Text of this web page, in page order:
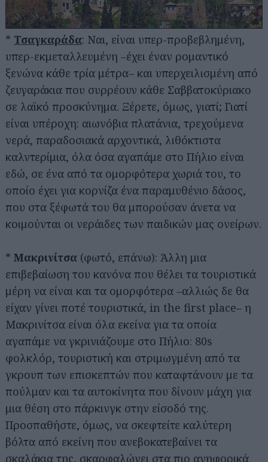
* Τσαγκαράδα: Ναι, είναι υπερ-προβεβλημένη,
υπερ-εκμεταλλευμένη –έχει έναν ρομαντικό
ξενώνα κάθε τρία μέτρα– και υπερχειλισμένη από
ζευγαράκια που συρρέουν κάθε Σαββατοκύριακο
σε λαϊκό προσκύνημα. Ξέρετε, όμως, γιατί; Γιατί
είναι υπέροχη: αιωνόβια πλατάνια, τρεχούμενα
νερά, παραδοσιακά αρχοντικά, λιθόκτιστα
καλντερίμια, όλα όσα αγαπάμε στο Πήλιο είναι
εδώ, σε ένα από τα ομορφότερα χωριά του, το
οποίο έχει για κορνίζα ένα παραμυθένιο δάσος,
που στα ξέφωτά του θα μπορούσαν άνετα να
κοιμούνται οι νεράιδες των παιδικών μας ονείρων.
* Μακρινίτσα (φωτό, επάνω): Άλλη μια
επιβεβαίωση του κανόνα που θέλει τα τουριστικά
μέρη να είναι και τα ομορφότερα –αλλιώς δε θα
είχαν γίνει ποτέ τουριστικά, in the first place– η
Μακρινίτσα είναι όλα εκείνα για τα οποία
αγαπάμε να γκρινιάζουμε στο Πήλιο: 80s
φολκλόρ, τουριστική και στριμωγμένη από τα
γκρουπ των επισκεπτών που καταφτάνουν με τα
πούλμαν και τα αυτοκίνητα που δίνουν μάχη για
μια θέση στο πάρκινγκ στην είσοδό της.
Προσπαθήστε, όμως, να σκεφτείτε καλύτερη
βόλτα από εκείνη που ανεβοκατεβαίνει τα
σκαλάκια της, σκαρφαλώνει στα πιο ανηφορικά